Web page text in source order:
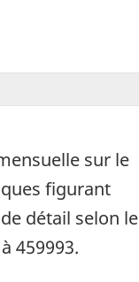
sur le
figurant
détail selon le
459993.